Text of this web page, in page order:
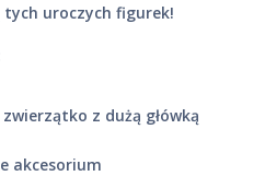
uroczych figurek!
z dużą główką
akcesorium